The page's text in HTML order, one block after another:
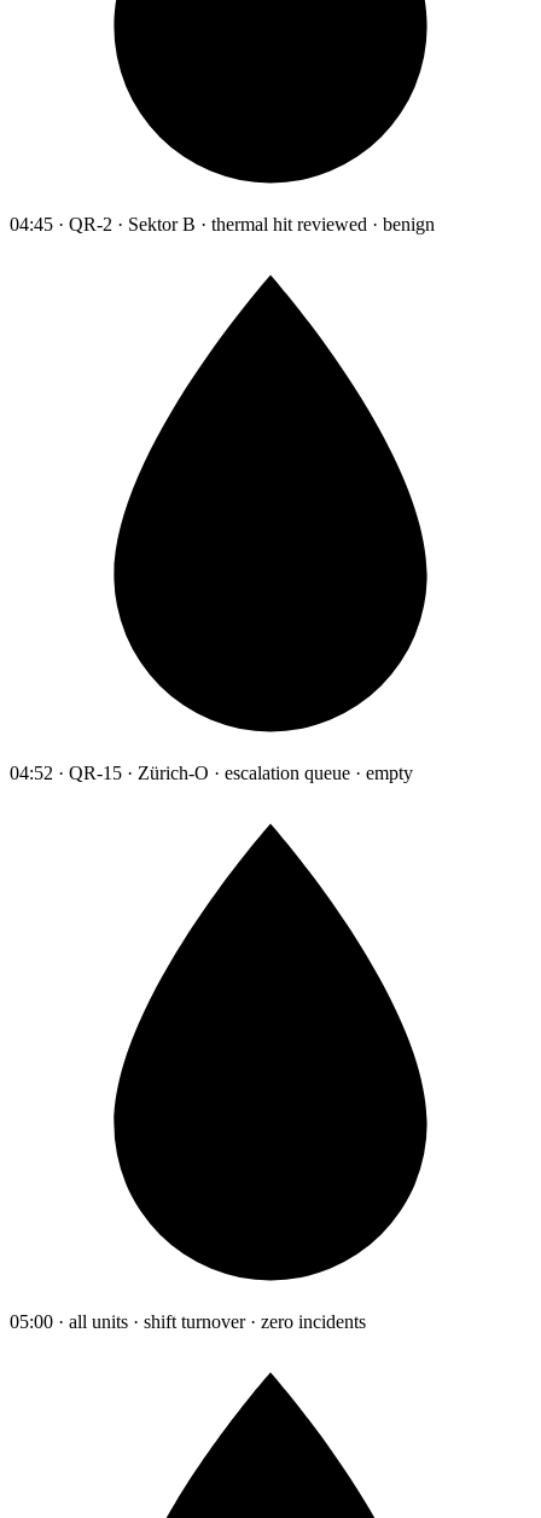
04:45 · QR-2 · Sektor B · thermal hit reviewed · benign
04:52 · QR-15 · Zürich-O · escalation queue · empty
05:00 · all units · shift turnover · zero incidents